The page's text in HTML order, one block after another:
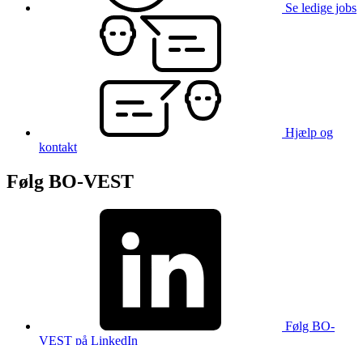
Se ledige jobs
Hjælp og
kontakt
Følg BO-VEST
Følg BO-
VEST på LinkedIn